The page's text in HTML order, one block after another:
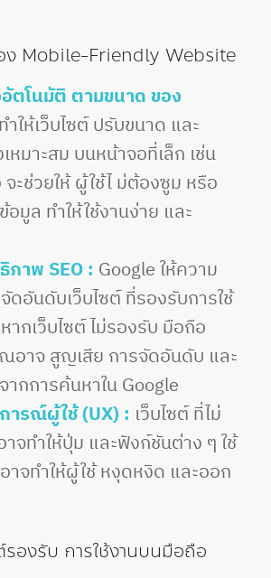
ง Mobile-Friendly Website
ตโนมัติ ตามขนาด ของ
ำให้เว็บไซต์ ปรับขนาด และ
หมาะสม บนหน้าจอที่เล็ก เช่น
ะช่วยให้ ผู้ใช้ไ ม่ต้องซูม หรือ
อมูล ทำให้ใช้งานง่าย และ
ภาพ SEO : Google ให้ความ
อันดับเว็บไซต์ ที่รองรับการใช้
ากเว็บไซต์ ไม่รองรับ มือถือ
อาจ สูญเสีย การจัดอันดับ และ
ากการค้นหาใน Google
ารณ์ผู้ใช้ (UX) : เว็บไซต์ ที่ไม่
จทำให้ปุ่ม และฟังก์ชันต่าง ๆ ใช้
าจทำให้ผู้ใช้ หงุดหงิด และออก
รองรับ การใช้งานบนมือถือ